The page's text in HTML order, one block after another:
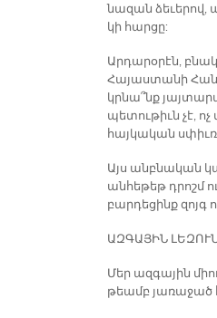
նա­զան ձե­ւե­րով,
կի հար­ցը:
Ար­դա­րօ­րէն,
Հա­յաս­տա­նի
կրնա՞նք
պե­տու­թիւն չէ,
հայ­կա­կան
Այս անբ­նա­կան
ան­հե­թեթ դրոշմ
բար­դե­ցինք զոյգ
ԱԶ­ԳԱ­ՅԻՆ
Մեր ազ­գա­յին
թեամբ յա­ռա­ջած